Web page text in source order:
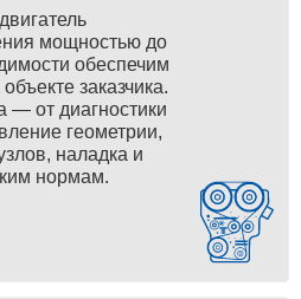
мощностью до
обеспечим
заказчика.
— от диагностики
геометрии,
наладка и
нормам.